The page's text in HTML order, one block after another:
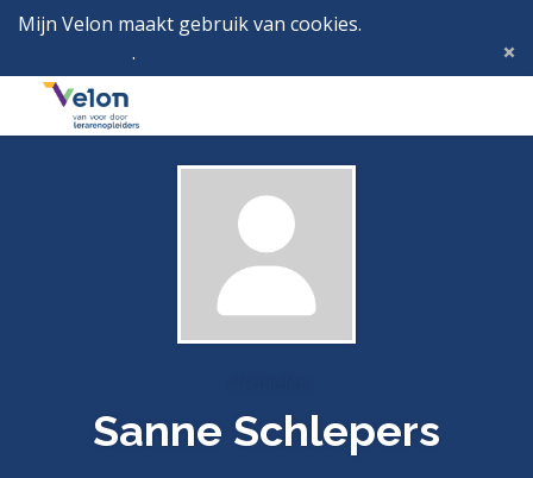
Mijn Velon maakt gebruik van cookies.
.
Menu
Sanne Schlepers